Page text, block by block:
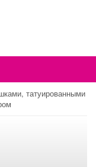
татуированными